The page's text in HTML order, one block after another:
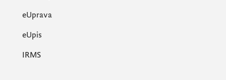
eUprava
еUpis
IRMS